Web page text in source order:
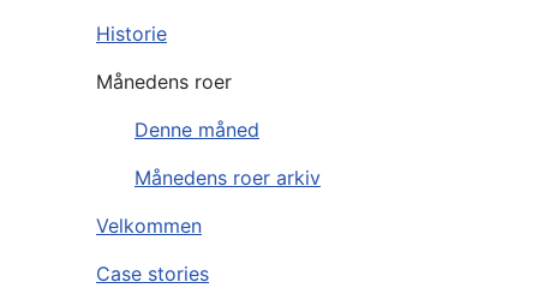
Historie
Månedens roer
Denne måned
Månedens roer arkiv
Velkommen
Case stories